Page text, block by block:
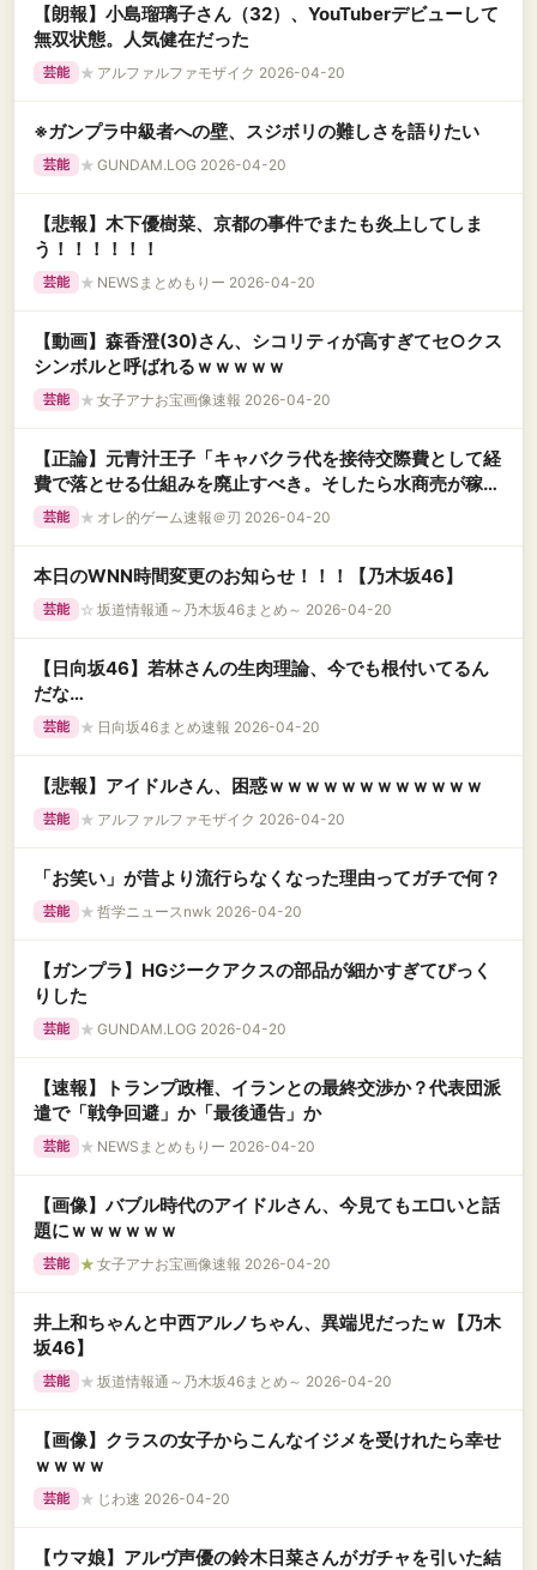
【朗報】小島瑠璃子さん（32）、YouTuberデビューして
無双状態。人気健在だった
芸能 ★ アルファルファモザイク 2026-04-20
※ガンプラ中級者への壁、スジボリの難しさを語りたい
芸能 ★ GUNDAM.LOG 2026-04-20
【悲報】木下優樹菜、京都の事件でまたも炎上してしま
う！！！！！！
芸能 ★ NEWSまとめもりー 2026-04-20
【動画】森香澄(30)さん、シコリティが高すぎてセ○クス
シンボルと呼ばれるｗｗｗｗｗ
芸能 ★ 女子アナお宝画像速報 2026-04-20
【正論】元青汁王子「キャバクラ代を接待交際費として経
費で落とせる仕組みを廃止すべき。そしたら水商売が稼げ
るのも是正される」
芸能 ★ オレ的ゲーム速報＠刃 2026-04-20
本日のWNN時間変更のお知らせ！！！【乃木坂46】
芸能 ☆ 坂道情報通～乃木坂46まとめ～ 2026-04-20
【日向坂46】若林さんの生肉理論、今でも根付いてるん
だな…
芸能 ★ 日向坂46まとめ速報 2026-04-20
【悲報】アイドルさん、困惑ｗｗｗｗｗｗｗｗｗｗｗｗ
芸能 ★ アルファルファモザイク 2026-04-20
「お笑い」が昔より流行らなくなった理由ってガチで何？
芸能 ★ 哲学ニュースnwk 2026-04-20
【ガンプラ】HGジークアクスの部品が細かすぎてびっく
りした
芸能 ★ GUNDAM.LOG 2026-04-20
【速報】トランプ政権、イランとの最終交渉か？代表団派
遣で「戦争回避」か「最後通告」か
芸能 ★ NEWSまとめもりー 2026-04-20
【画像】バブル時代のアイドルさん、今見てもエ□いと話
題にｗｗｗｗｗｗ
芸能 ★ 女子アナお宝画像速報 2026-04-20
井上和ちゃんと中西アルノちゃん、異端児だったｗ【乃木
坂46】
芸能 ★ 坂道情報通～乃木坂46まとめ～ 2026-04-20
【画像】クラスの女子からこんなイジメを受けれたら幸せ
ｗｗｗｗ
芸能 ★ じわ速 2026-04-20
【ウマ娘】アルヴ声優の鈴木日菜さんがガチャを引いた結